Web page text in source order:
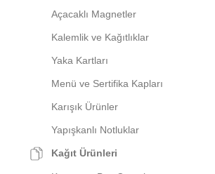
Açacaklı Magnetler
Kalemlik ve Kağıtlıklar
Yaka Kartları
Menü ve Sertifika Kapları
Karışık Ürünler
Yapışkanlı Notluklar
Kağıt Ürünleri